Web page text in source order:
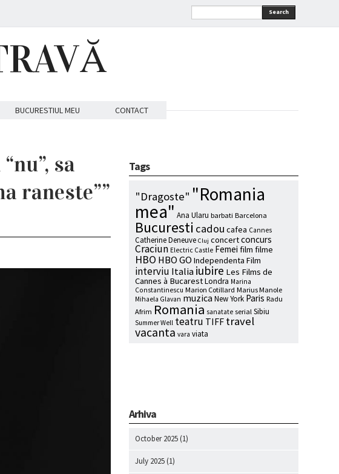
Search
BUCURESTIUL MEU CONTACT
sa
raneste””
Tags
"Dragoste" "Romania
mea" Ana Ularu barbati Barcelona
Bucuresti cadou cafea Cannes
Catherine Deneuve Cluj concertconcurs
Craciun Electric Castle Femei film filme
HBO HBO GO Independenta Film
interviu Italiaiubire Les Films de
Cannes à BucarestLondra Marina
Constantinescu Marion Cotillard Marius Manole
Mihaela Glavan muzica New York Paris Radu
Afrim Romania sanatate serial Sibiu
Summer Well teatru TIFF travel
vacanta vara viata
Arhiva
October 2025 (1)
July 2025 (1)